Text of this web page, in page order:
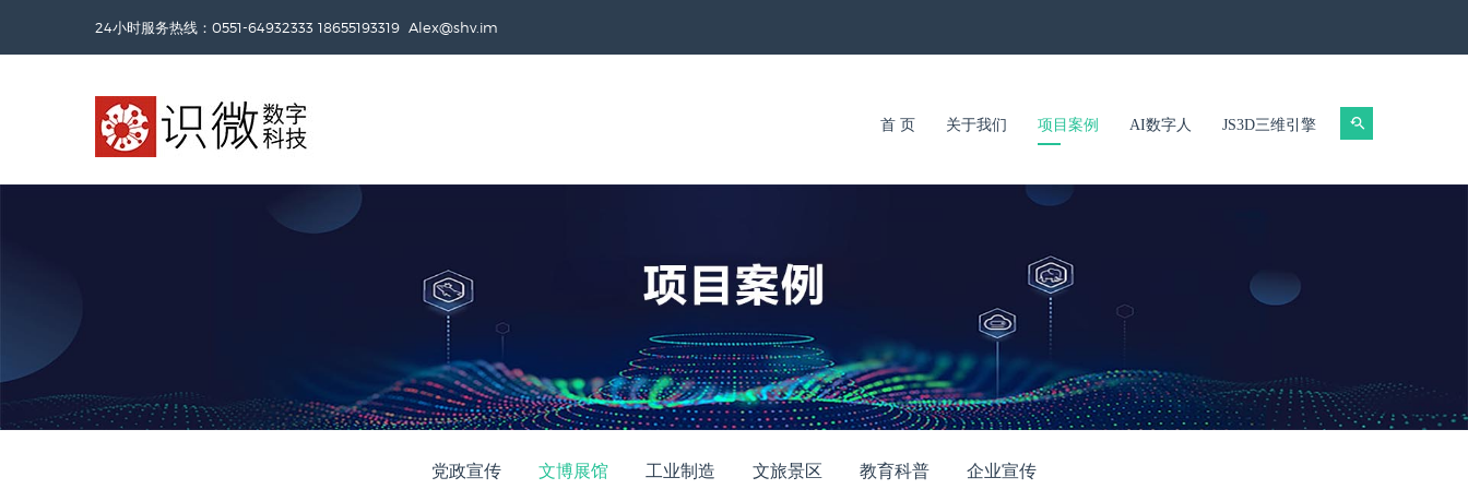
24小时服务热线：0551-64932333 18655193319 Alex@shv.im
首 页 关于我们 项目案例 AI数字人 JS3D三维引擎
党政宣传 文博展馆 工业制造 文旅景区 教育科普 企业宣传